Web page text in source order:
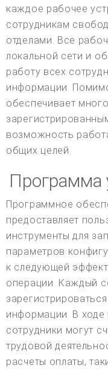
каждое рабочее
сотрудникам
отделами. Все
локальной сети и
работу всех
информации.
обеспечивает
возможность
общих целей.
Программа
Программное
предоставляет
инструменты для
параметров
к следующей
операции. Каждый
информации. В ходе
сотрудники могут
трудовой
расчеты оплаты,